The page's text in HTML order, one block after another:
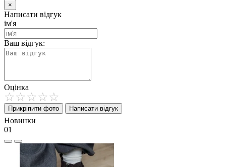
×
Написати відгук
ім'я
Ваш відгук:
Оцінка
Прикріпити фото Написати відгук
Новинки
01